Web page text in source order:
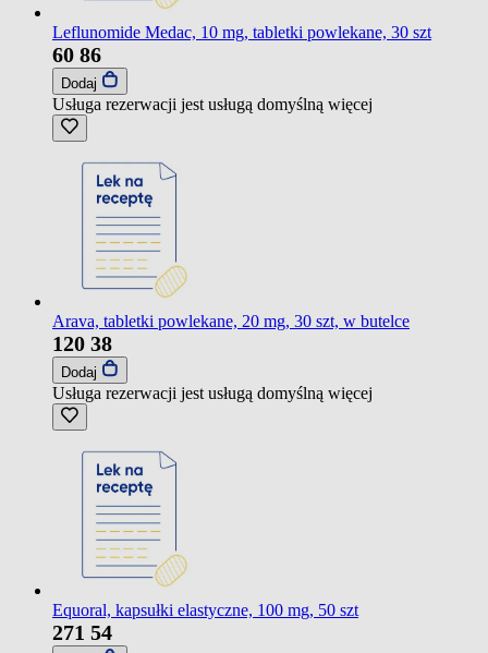
Leflunomide Medac, 10 mg, tabletki powlekane, 30 szt
60 86
Dodaj
Usługa rezerwacji jest usługą domyślną więcej
Arava, tabletki powlekane, 20 mg, 30 szt, w butelce
120 38
Dodaj
Usługa rezerwacji jest usługą domyślną więcej
Equoral, kapsułki elastyczne, 100 mg, 50 szt
271 54